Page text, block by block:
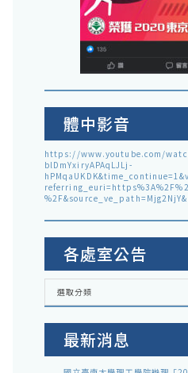
體中影音
https://www.youtube.com/
blDmYxiryAPAqLJLj-
各處室公告
各
室
選取分類
最新消息